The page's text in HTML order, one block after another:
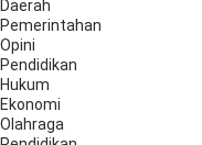
Daerah
Pemerintahan
Opini
Pendidikan
Hukum
Ekonomi
Olahraga